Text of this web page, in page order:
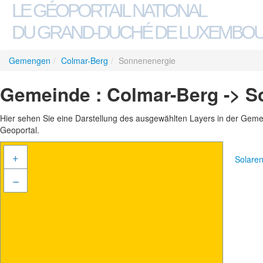
LE GÉOPORTAIL NATIONAL
DU GRAND-DUCHÉ DE
Gemengen / Colmar-Berg / Sonnenenergie
Gemeinde : Colmar-Berg ->
Hier sehen Sie eine Darstellung des ausgewählten Layers in der
Geoportal.
+
–